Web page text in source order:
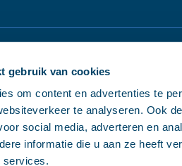
gebruik van cookies
om content en advertenties te
te analyseren. Ook
social media, adverteren en
informatie die u aan ze heeft
services.